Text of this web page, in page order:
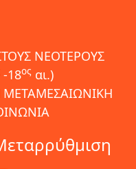
ΝΕΟΤΕΡΟΥΣ
-18οςαι.)
ΜΕΤΑΜΕΣΑΙΩΝΙΚΗ